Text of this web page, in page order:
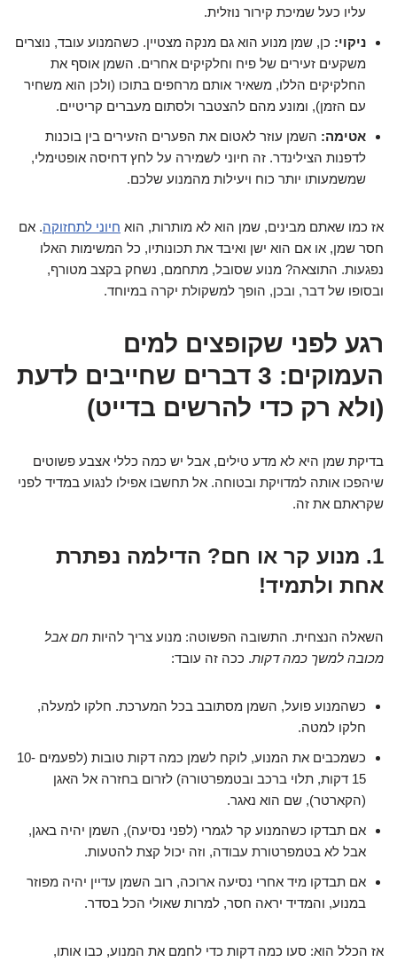
עליו כעל שמיכת קירור נוזלית.
ניקוי: כן, שמן מנוע הוא גם מנקה מצטיין. כשהמנוע עובד, נוצרים
משקעים זעירים של פיח וחלקיקים אחרים. השמן אוסף את
החלקיקים הללו, משאיר אותם מרחפים בתוכו (ולכן הוא משחיר
עם הזמן), ומונע מהם להצטבר ולסתום מעברים קריטיים.
אטימה: השמן עוזר לאטום את הפערים הזעירים בין בוכנות
לדפנות הצילינדר. זה חיוני לשמירה על לחץ דחיסה אופטימלי,
שמשמעותו יותר כוח ויעילות מהמנוע שלכם.
אז כמו שאתם מבינים, שמן הוא לא מותרות, הוא חיוני לתחזוקה. אם
חסר שמן, או אם הוא ישן ואיבד את תכונותיו, כל המשימות האלו
נפגעות. התוצאה? מנוע שסובל, מתחמם, נשחק בקצב מטורף,
ובסופו של דבר, ובכן, הופך למשקולת יקרה במיוחד.
רגע לפני שקופצים למים
העמוקים: 3 דברים שחייבים לדעת
(ולא רק כדי להרשים בדייט)
בדיקת שמן היא לא מדע טילים, אבל יש כמה כללי אצבע פשוטים
שיהפכו אותה למדויקת ובטוחה. אל תחשבו אפילו לנגוע במדיד לפני
שקראתם את זה.
1. מנוע קר או חם? הדילמה נפתרת
אחת ולתמיד!
השאלה הנצחית. התשובה הפשוטה: מנוע צריך להיות חם אבל
מכובה למשך כמה דקות. ככה זה עובד:
כשהמנוע פועל, השמן מסתובב בכל המערכת. חלקו למעלה,
חלקו למטה.
כשמכבים את המנוע, לוקח לשמן כמה דקות טובות (לפעמים 10-
15 דקות, תלוי ברכב ובטמפרטורה) לזרום בחזרה אל האגן
(הקארטר), שם הוא נאגר.
אם תבדקו כשהמנוע קר לגמרי (לפני נסיעה), השמן יהיה באגן,
אבל לא בטמפרטורת עבודה, וזה יכול קצת להטעות.
אם תבדקו מיד אחרי נסיעה ארוכה, רוב השמן עדיין יהיה מפוזר
במנוע, והמדיד יראה חסר, למרות שאולי הכל בסדר.
אז הכלל הוא: סעו כמה דקות כדי לחמם את המנוע, כבו אותו,